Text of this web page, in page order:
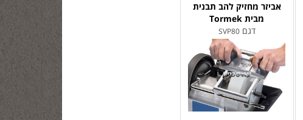
אביזר מחזיק להב תבנית
מבית Tormek
דגםSVP80